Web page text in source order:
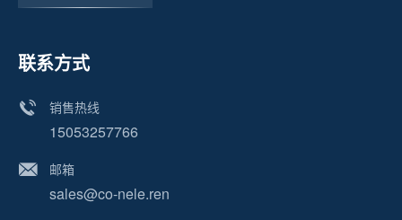
联系方式
销售热线
15053257766
邮箱
sales@co-nele.ren